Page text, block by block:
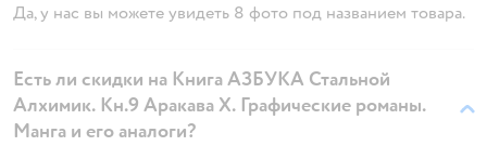
Да, у нас вы можете увидеть 8 фото под названием товара.
Есть ли скидки на Книга АЗБУКА Стальной
Алхимик. Кн.9 Аракава Х. Графические романы.
Манга и его аналоги?